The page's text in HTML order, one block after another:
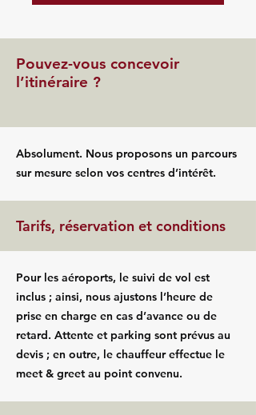
Pouvez-vous concevoir
l’itinéraire ?
Absolument. Nous proposons un parcours
sur mesure selon vos centres d’intérêt.
Tarifs, réservation et conditions
Pour les aéroports, le suivi de vol est
inclus ; ainsi, nous ajustons l’heure de
prise en charge en cas d’avance ou de
retard. Attente et parking sont prévus au
devis ; en outre, le chauffeur effectue le
meet & greet au point convenu.